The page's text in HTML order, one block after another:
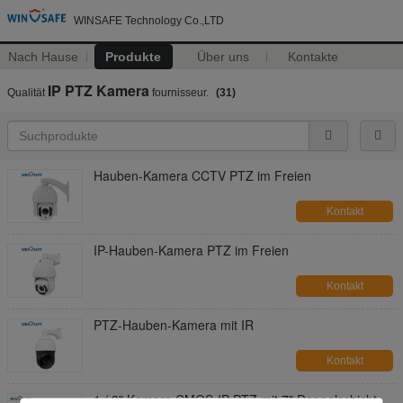
WINSAFE Technology Co.,LTD
Nach Hause Produkte Über uns Kontakte
Qualität IP PTZ Kamera fournisseur. (31)
Hauben-Kamera CCTV PTZ im Freien
Kontakt
IP-Hauben-Kamera PTZ im Freien
Kontakt
PTZ-Hauben-Kamera mit IR
Kontakt
1 / 3" Kamera CMOS-IP PTZ mit 7" Doppelschicht-